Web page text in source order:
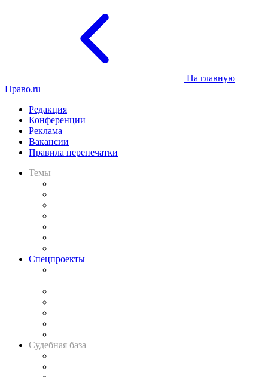
На главную
Право.ru
Редакция
Конференции
Реклама
Вакансии
Правила перепечатки
Темы
Спецпроекты
Судебная база